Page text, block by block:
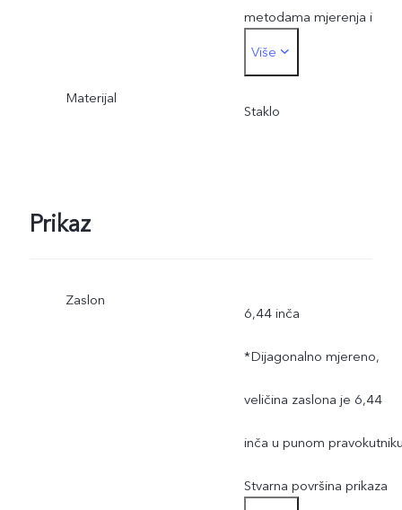
metodama mjerenja i
opskrbom materijalima.
Više
Materijal
Staklo
Prikaz
Zaslon
6,44 inča
*Dijagonalno mjereno,
veličina zaslona je 6,44
inča u punom
Stvarna površina prikaza